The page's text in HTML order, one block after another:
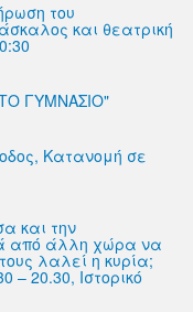
του
και θεατρική
ΓΥΜΝΑΣΙΟ"
Κατανομή σε
και την
από άλλη χώρα να
λαλεί η κυρία;
– 20.30, Ιστορικό